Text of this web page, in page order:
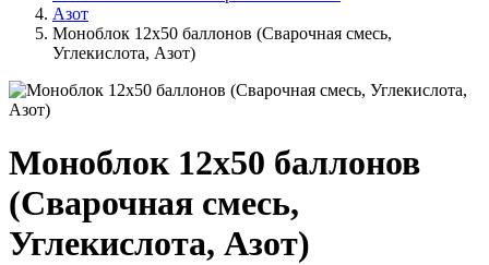
Азот
Моноблок 12х50 баллонов (Сварочная смесь,
Углекислота, Азот)
Моноблок 12х50 баллонов
(Сварочная смесь,
Углекислота, Азот)